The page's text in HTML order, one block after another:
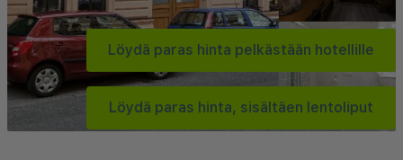
Löydä paras hinta pelkästään hotellille
Löydä paras hinta, sisältäen lentoliput